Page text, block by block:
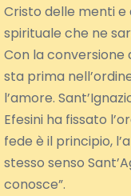
Cristo delle menti
spirituale che ne
Con la conversione
sta prima
l’amore.
Efesini ha fissato
fede è il principio,
stesso senso
conosce”.